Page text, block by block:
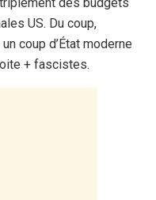
US. Du coup,
coup d’État moderne
+ fascistes.